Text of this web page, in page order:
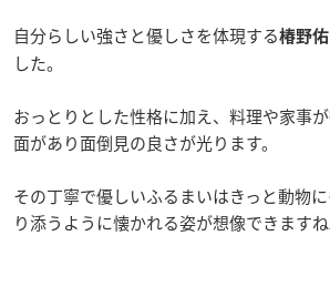
自分らしい強さと優しさを体現する椿野佑
した。
おっとりとした性格に加え、料理や家事
面があり面倒見の良さが光ります。
その丁寧で優しいふるまいはきっと動物
り添うように懐かれる姿が想像できますね